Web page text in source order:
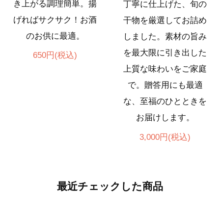
き上がる調理簡単。揚
げればサクサク！お酒
のお供に最適。
650円(税込)
丁寧に仕上げた、旬の
干物を厳選してお詰め
しました。素材の旨み
を最大限に引き出した
上質な味わいをご家庭
で。贈答用にも最適
な、至福のひとときを
お届けします。
3,000円(税込)
最近チェックした商品